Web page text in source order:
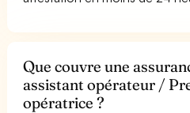
Que couvre une
assistant opérateur /
opératrice ?